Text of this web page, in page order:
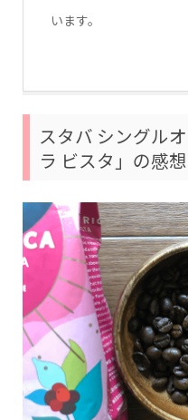
います。
スタバ シングル
ラ ビスタ」の感想